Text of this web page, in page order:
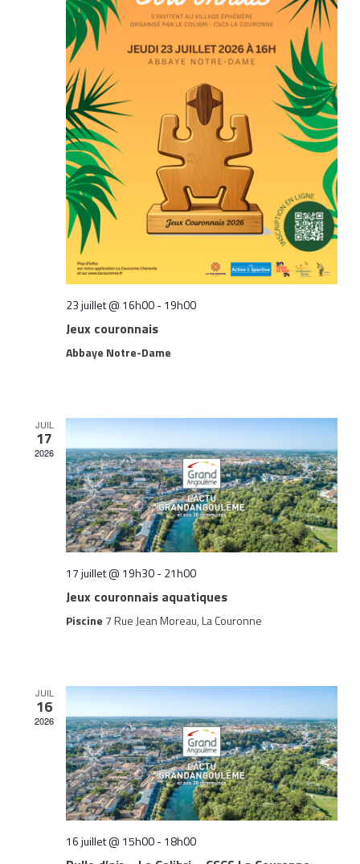
23 juillet @ 16h00-19h00
Jeux couronnais
Abbaye Notre-Dame
JUIL
17
2026
17 juillet @ 19h30-21h00
Jeux couronnais aquatiques
Piscine 7 Rue Jean Moreau, La Couronne
JUIL
16
2026
16 juillet @ 15h00-18h00